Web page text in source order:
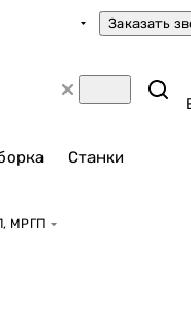
Заказать
Станки
МРГП